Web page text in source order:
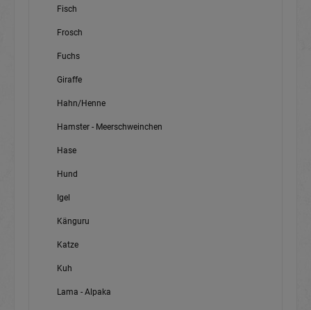
Fisch
Frosch
Fuchs
Giraffe
Hahn/Henne
Hamster - Meerschweinchen
Hase
Hund
Igel
Känguru
Katze
Kuh
Lama - Alpaka